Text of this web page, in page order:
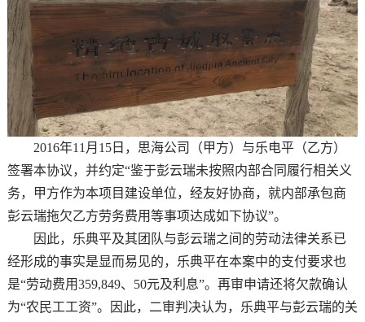
2016年11月15日，思海公司（甲方）与乐电平（乙方）
签署本协议，并约定“鉴于彭云瑞未按照内部合同履行相关义
务，甲方作为本项目建设单位，经友好协商，就内部承包商
彭云瑞拖欠乙方劳务费用等事项达成如下协议”。
因此，乐典平及其团队与彭云瑞之间的劳动法律关系已
经形成的事实是显而易见的，乐典平在本案中的支付要求也
是“劳动费用359,849、50元及利息”。再审申请还将欠款确认
为“农民工工资”。因此，二审判决认为，乐典平与彭云瑞的关